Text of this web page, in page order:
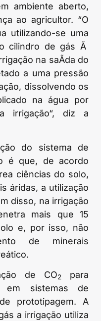
ambiente aberto,
ao agricultor. “O
utilizando-se uma
cilindro de gás Ã
na saÃ­da do
a uma pressão
dissolvendo os
na água por
irrigação“, diz a
do sistema de
é que, de acordo
ciências do solo,
áridas, a utilização
disso, na irrigação
mais que 15
e, por isso, não
de minerais
de CO2
para
em sistemas de
prototipagem. A
a irrigação utiliza